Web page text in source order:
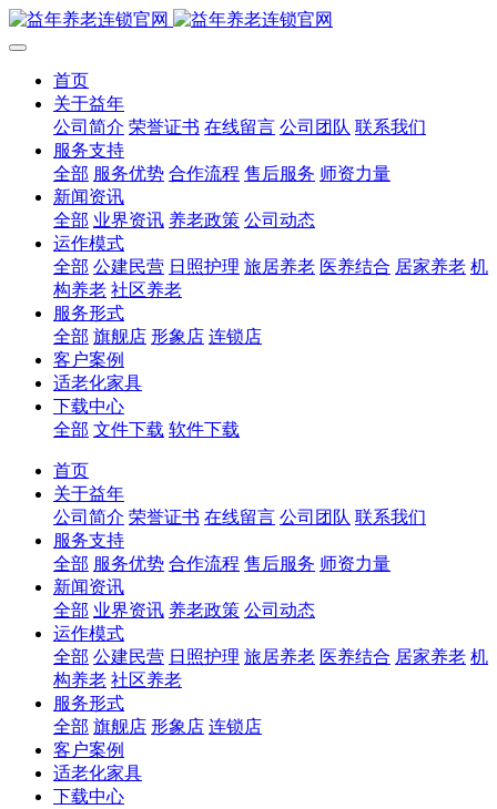
首页
关于益年
公司简介 荣誉证书 在线留言 公司团队 联系我们
服务支持
全部 服务优势 合作流程 售后服务 师资力量
新闻资讯
全部 业界资讯 养老政策 公司动态
运作模式
全部 公建民营 日照护理 旅居养老 医养结合 居家养老 机
构养老 社区养老
服务形式
全部 旗舰店 形象店 连锁店
客户案例
适老化家具
下载中心
全部 文件下载 软件下载
首页
关于益年
公司简介 荣誉证书 在线留言 公司团队 联系我们
服务支持
全部 服务优势 合作流程 售后服务 师资力量
新闻资讯
全部 业界资讯 养老政策 公司动态
运作模式
全部 公建民营 日照护理 旅居养老 医养结合 居家养老 机
构养老 社区养老
服务形式
全部 旗舰店 形象店 连锁店
客户案例
适老化家具
下载中心